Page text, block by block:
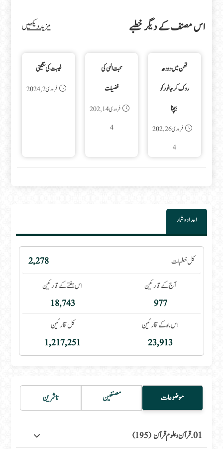
اس مصنف کے دیگر خطبے مزید دیکھیں
تھن میں دودھ
روک کر جانور کو
بیچنا
فروری 26, 202
4
محبت الہی کی
فضیلت
فروری 14, 202
4
غیبت کی سنگینی
فروری 2, 2024
اعداد و شمار
کل خطبات
2,278
آج کے قارئین
977
اس ہفتے کے قارئین
18,743
اس ماہ کے قارئین
23,913
کل قارئین
1,217,251
موضوعات مصنفین ناشرین
01. قرآن وعلوم قرآن (195)